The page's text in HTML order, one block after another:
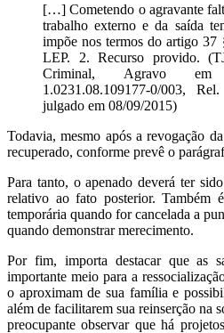
[…] Cometendo o agravante
trabalho externo e da saída
impõe nos termos do artigo
LEP. 2. Recurso provido.
Criminal, Agravo em
1.0231.08.109177-0/003,
julgado em 08/09/2015)
Todavia, mesmo após a revogação
recuperado, conforme prevê o
Para tanto, o apenado deverá ter
relativo ao fato posterior. Também
temporária quando for cancelada a
quando demonstrar merecimento.
Por fim, importa destacar que as
importante meio para a
o aproximam de sua família e
além de facilitarem sua reinserção na
preocupante observar que há